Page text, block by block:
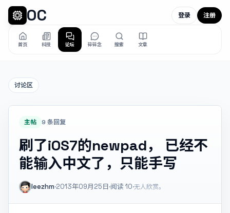
OC
首页 科技 论坛 碎碎念 搜索 文章
登录 注册
讨论区
主帖 9 条回复
刷了iOS7的newpad， 已经不
能输入中文了，只能手写
leezhm·2013年09月25日·阅读 10·无人欣赏。